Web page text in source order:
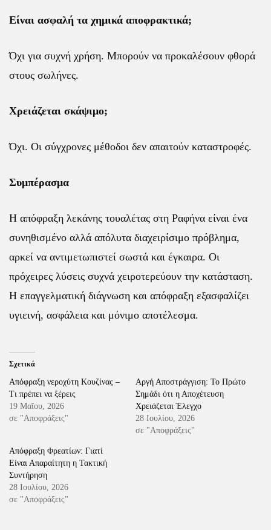
Είναι ασφαλή τα χημικά αποφρακτικά;
Όχι για συχνή χρήση. Μπορούν να προκαλέσουν φθορά
στους σωλήνες.
Χρειάζεται σκάψιμο;
Όχι. Οι σύγχρονες μέθοδοι δεν απαιτούν καταστροφές.
Συμπέρασμα
Η απόφραξη λεκάνης τουαλέτας στη Ραφήνα είναι ένα
συνηθισμένο αλλά απόλυτα διαχειρίσιμο πρόβλημα,
αρκεί να αντιμετωπιστεί σωστά και έγκαιρα. Οι
πρόχειρες λύσεις συχνά χειροτερεύουν την κατάσταση.
Η επαγγελματική διάγνωση και απόφραξη εξασφαλίζει
υγιεινή, ασφάλεια και μόνιμο αποτέλεσμα.
Σχετικά
Απόφραξη νεροχύτη Κουζίνας –
Τι πρέπει να ξέρεις
19 Μαΐου, 2026
σε "Αποφράξεις"
Αργή Αποστράγγιση: Το Πρώτο
Σημάδι ότι η Αποχέτευση
Χρειάζεται Έλεγχο
28 Ιουλίου, 2026
σε "Αποφράξεις"
Απόφραξη Φρεατίων: Γιατί
Είναι Απαραίτητη η Τακτική
Συντήρηση
28 Ιουλίου, 2026
σε "Αποφράξεις"